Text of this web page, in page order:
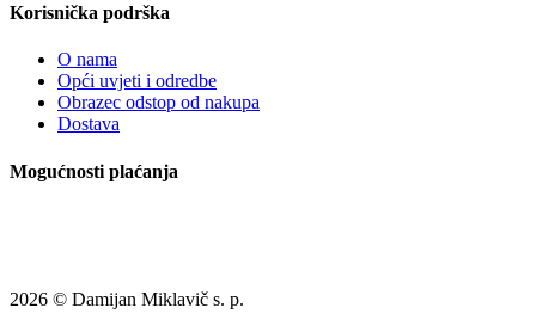
Korisnička podrška
O nama
Opći uvjeti i odredbe
Obrazec odstop od nakupa
Dostava
Mogućnosti plaćanja
2026 © Damijan Miklavič s. p.